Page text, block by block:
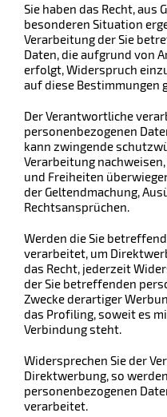
Sie haben das Recht, aus
besonderen Situation
Verarbeitung der Sie
Daten, die aufgrund von
erfolgt, Widerspruch
auf diese Bestimmungen
Der Verantwortliche
personenbezogenen
kann zwingende
Verarbeitung
und Freiheiten
der Geltendmachung,
Rechtsansprüchen.
Werden die Sie
verarbeitet, um
das Recht, jederzeit
der Sie betreffenden
Zwecke derartiger
das Profiling, soweit es
Verbindung steht.
Widersprechen Sie der
Direktwerbung, so
personenbezogenen
verarbeitet.